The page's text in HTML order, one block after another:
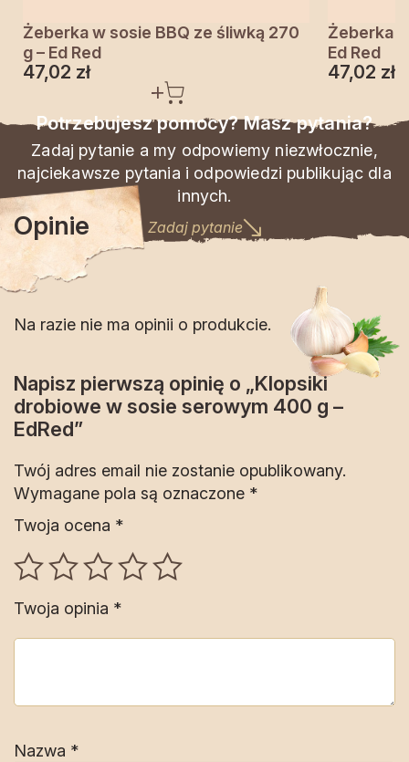
Żeberka w sosie BBQ ze śliwką 270
g – Ed Red
47,02 zł
Żeberka
Ed Red
47,02 zł
Potrzebujesz pomocy? Masz pytania?
Zadaj pytanie a my odpowiemy niezwłocznie,
najciekawsze pytania i odpowiedzi publikując dla
innych.
Zadaj pytanie
Opinie
Na razie nie ma opinii o produkcie.
Napisz pierwszą opinię o „Klopsiki
drobiowe w sosie serowym 400 g –
EdRed”
Twój adres email nie zostanie opublikowany.
Wymagane pola są oznaczone *
Twoja ocena *
Twoja opinia *
Nazwa *